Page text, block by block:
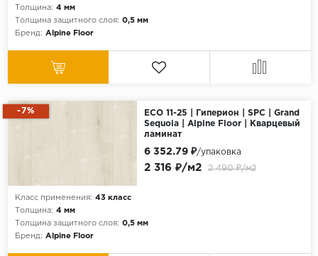
Толщина: 4 мм
Толщина защитного слоя: 0,5 мм
Бренд: Alpine Floor
-7%
ECO 11-25 | Гиперион | SPC | Grand
Sequoia | Alpine Floor | Кварцевый
ламинат
Класс применения: 43 класс
Толщина: 4 мм
Толщина защитного слоя: 0,5 мм
Бренд: Alpine Floor
2 316 ₽/м2 2 490 ₽/м2
6 352.79 ₽/упаковка